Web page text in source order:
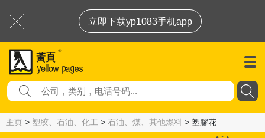
立即下载yp1083手机app
主页 > 塑胶、石油、化工 > 石油、煤、其他燃料 > 塑膠花